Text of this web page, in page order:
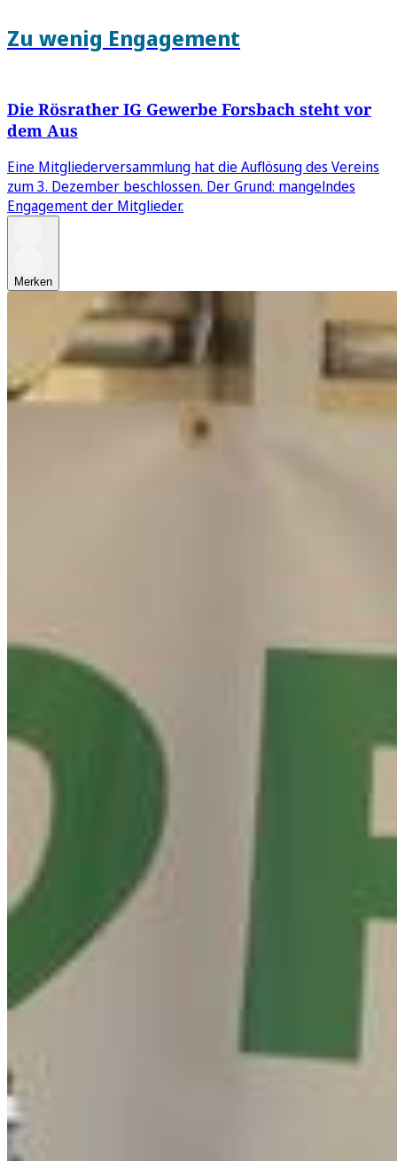
Zu wenig Engagement
Die Rösrather IG Gewerbe Forsbach steht vor
dem Aus
Eine Mitgliederversammlung hat die Auflösung des Vereins
zum 3. Dezember beschlossen. Der Grund: mangelndes
Engagement der Mitglieder.
Merken